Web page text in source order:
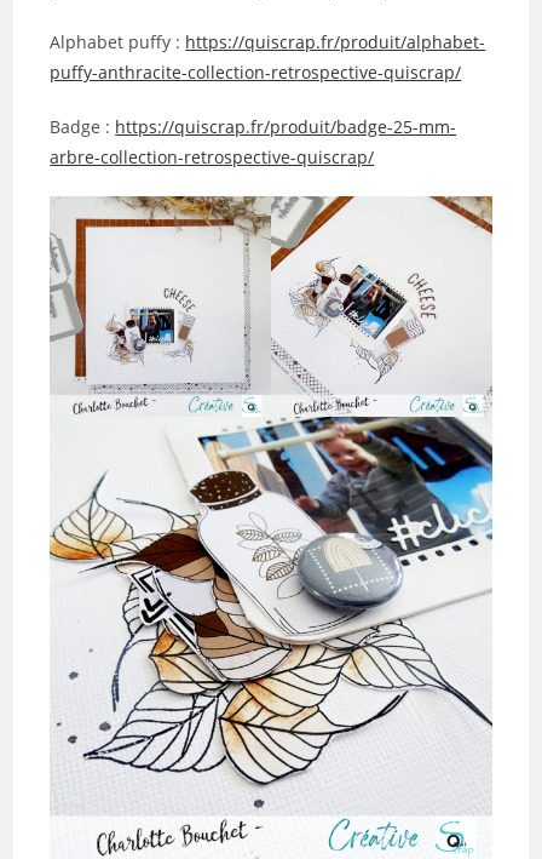
Alphabet puffy : https://quiscrap.fr/produit/alphabet-
puffy-anthracite-collection-retrospective-quiscrap/
Badge : https://quiscrap.fr/produit/badge-25-mm-
arbre-collection-retrospective-quiscrap/